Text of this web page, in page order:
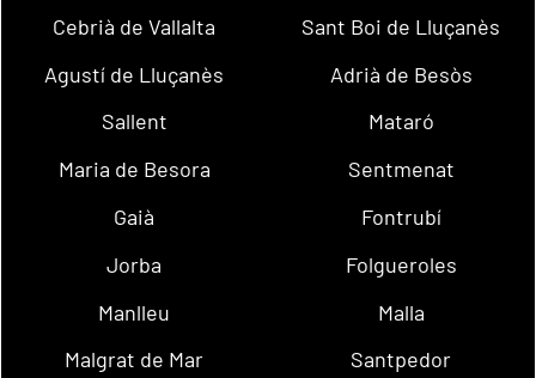
Cebrià de Vallalta
Sant Boi de Lluçanès
Agustí de Lluçanès
Adrià de Besòs
Sallent
Mataró
Maria de Besora
Sentmenat
Gaià
Fontrubí
Jorba
Folgueroles
Manlleu
Malla
Malgrat de Mar
Santpedor